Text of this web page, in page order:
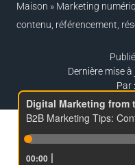
Maison » Marketing
contenu, référencement,
Dernière mise
Par